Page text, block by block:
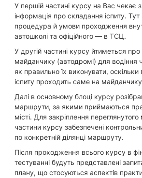
У першій частині курсу на Вас чекає
інформація про складання іспиту. Тут
процедура й умови проходження
автошколі та офіційного — в ТСЦ.
У другій частині курсу йтиметься про
майданчику (автодромі) для водіння
як правильно їх виконувати,
іспиту проходить саме на
Далі в основному блоці курсу
маршрути, за якими приймаються
місті. Для закріплення переглянутого
частини курсу забезпечені
по конкретній ділянці маршруту.
Після проходження всього курсу в
тестуванні будуть представлені
плану, що стосуються аспектів